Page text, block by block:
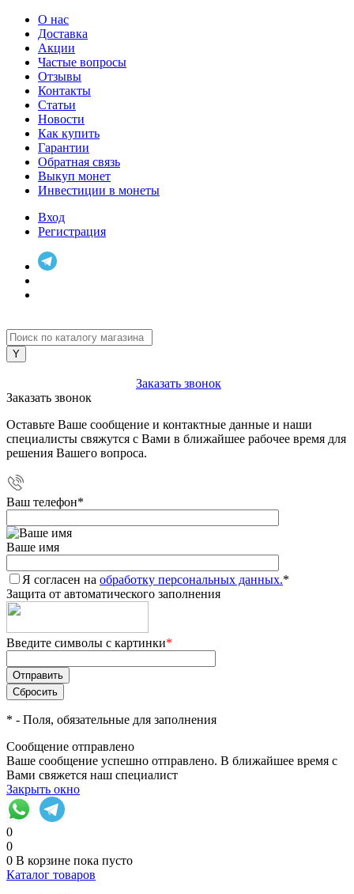
О нас
Доставка
Акции
Частые вопросы
Отзывы
Контакты
Статьи
Новости
Как купить
Гарантии
Обратная связь
Выкуп монет
Инвестиции в монеты
Вход
Регистрация
Заказать звонок
Заказать звонок
Оставьте Ваше сообщение и контактные данные и наши
специалисты свяжутся с Вами в ближайшее рабочее время для
решения Вашего вопроса.
Ваш телефон*
Ваше имя
Я согласен на обработку персональных данных.*
Защита от автоматического заполнения
Введите символы с картинки*
* - Поля, обязательные для заполнения
Сообщение отправлено
Ваше сообщение успешно отправлено. В ближайшее время с
Вами свяжется наш специалист
Закрыть окно
0
0
0 В корзине пока пусто
Каталог товаров